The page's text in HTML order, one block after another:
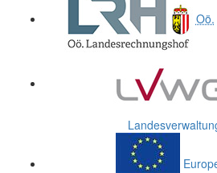
Oö.